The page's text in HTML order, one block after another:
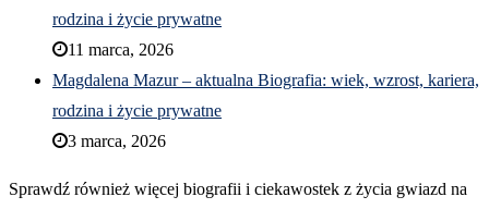
rodzina i życie prywatne
11 marca, 2026
Magdalena Mazur – aktualna Biografia: wiek, wzrost, kariera,
rodzina i życie prywatne
3 marca, 2026
Sprawdź również więcej biografii i ciekawostek z życia gwiazd na